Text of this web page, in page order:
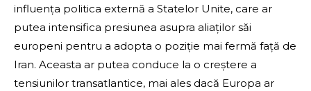
influența politica externă a Statelor Unite, care ar
putea intensifica presiunea asupra aliaților săi
europeni pentru a adopta o poziție mai fermă față de
Iran. Aceasta ar putea conduce la o creștere a
tensiunilor transatlantice, mai ales dacă Europa ar